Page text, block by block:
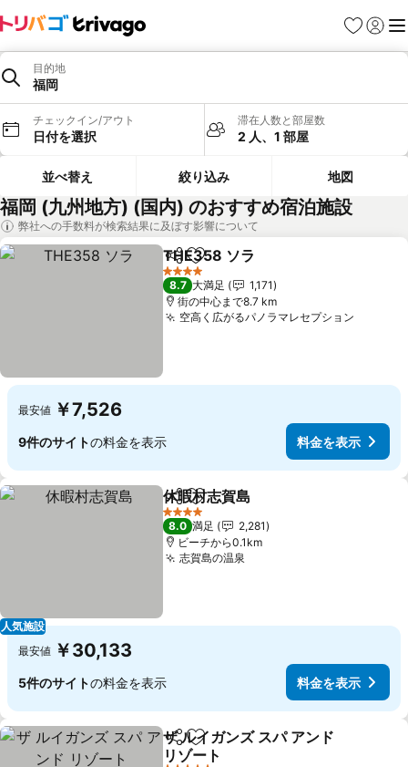
お気に入り
ログイ
メ
目的地
福岡
チェックイン/アウト
日付を選択
滞在人数と部屋数
2 人、1 部屋
並べ替え 絞り込み 地図
福岡 (九州地方) (国内) のおすすめ宿泊施設
弊社への手数料が検索結果に及ぼす影響について
シェアお気に入りに追加
THE358 ソラ
4 ホテルのランク
8.7 大満足
1,171
街の中心まで8.7 km
空高く広がるパノラマレセプション
最安値 ￥7,526
9件のサイトの料金を表示 料金を表示
人気施設
シェアお気に入りに追加
休暇村志賀島
4 ホテルのランク
8.0 満足
2,281
ビーチから0.1km
志賀島の温泉
最安値 ￥30,133
5件のサイトの料金を表示 料金を表示
シェアお気に入りに追加
ザ ルイガンズ スパ アンド
リゾート